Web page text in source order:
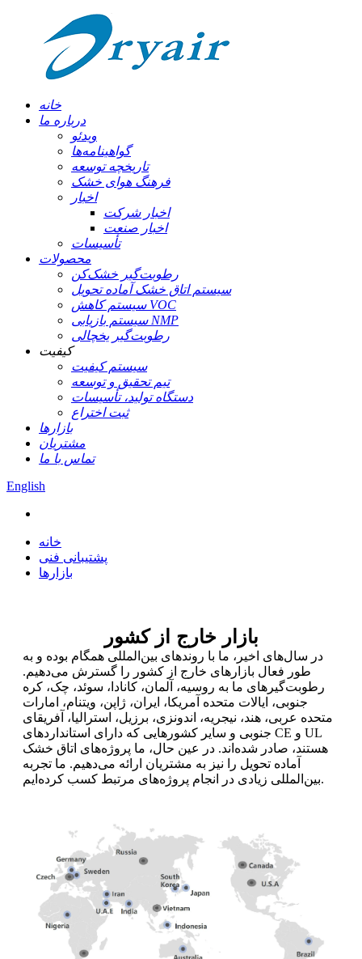
خانه
درباره ما
ویدئو
گواهینامه‌ها
تاریخچه توسعه
فرهنگ هوای خشک
اخبار
اخبار شرکت
اخبار صنعت
تأسیسات
محصولات
رطوبت‌گیر خشک‌کن
سیستم اتاق خشک آماده تحویل
سیستم کاهش VOC
سیستم بازیابی NMP
رطوبت‌گیر یخچالی
کیفیت
سیستم کیفیت
تیم تحقیق و توسعه
دستگاه تولید، تأسیسات
ثبت اختراع
بازارها
مشتریان
تماس با ما
English
خانه
پشتیبانی فنی
بازارها
بازار خارج از کشور
در سال‌های اخیر، ما با روندهای بین‌المللی همگام بوده و به
طور فعال بازارهای خارج از کشور را گسترش می‌دهیم.
رطوبت‌گیرهای ما به روسیه، آلمان، کانادا، سوئد، چک، کره
جنوبی، ایالات متحده آمریکا، ایران، ژاپن، ویتنام، امارات
متحده عربی، هند، نیجریه، اندونزی، برزیل، استرالیا، آفریقای
جنوبی و سایر کشورهایی که دارای استانداردهای CE و UL
هستند، صادر شده‌اند. در عین حال، ما پروژه‌های اتاق خشک
آماده تحویل را نیز به مشتریان ارائه می‌دهیم. ما تجربه
بین‌المللی زیادی در انجام پروژه‌های مرتبط کسب کرده‌ایم.